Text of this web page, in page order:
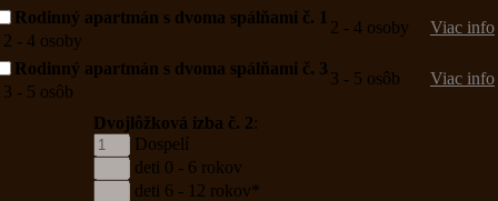
Rodinný apartmán s dvoma spálňami č. 1
2 - 4 osoby
2 - 4 osoby Viac info
Rodinný apartmán s dvoma spálňami č. 3
3 - 5 osôb
3 - 5 osôb Viac info
Dvojlôžková izba č. 2:
Dospelí
deti 0 - 6 rokov
deti 6 - 12 rokov*